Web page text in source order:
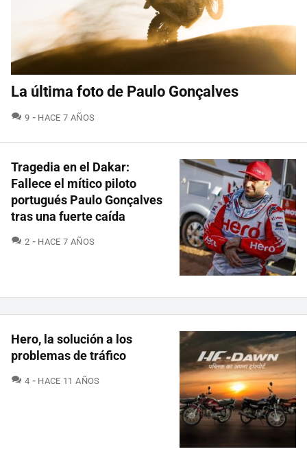
La última foto de Paulo Gonçalves
9 COMENTARIOS
HACE 7 AÑOS
Tragedia en el Dakar:
Fallece el mítico piloto
portugués Paulo Gonçalves
tras una fuerte caída
2 COMENTARIOS
HACE 7 AÑOS
Hero, la solución a los
problemas de tráfico
4 COMENTARIOS
HACE 11 AÑOS